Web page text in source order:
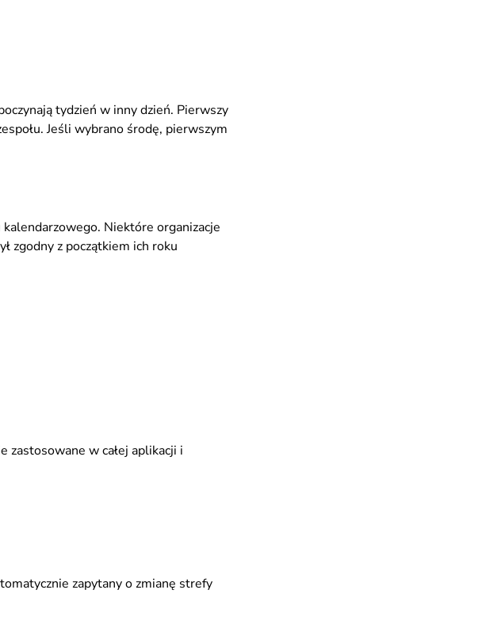
tydzień w inny dzień. Pierwszy
Jeśli wybrano środę, pierwszym
Niektóre organizacje
zgodny z początkiem ich roku
w całej aplikacji i
zapytany o zmianę strefy